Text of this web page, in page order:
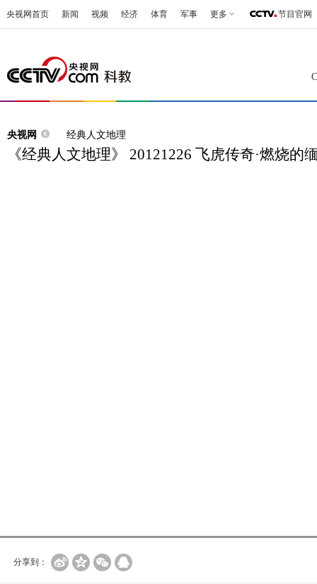
央视网首页 新闻 视频 经济 体育 军事 更多 节目官网
央视网 经典人文地理
《经典人文地理》 20121226 飞虎传奇·燃烧的
分享到：